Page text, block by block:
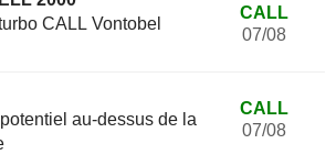
CALL Vontobel
CALL
07/08
au-dessus de la
CALL
07/08